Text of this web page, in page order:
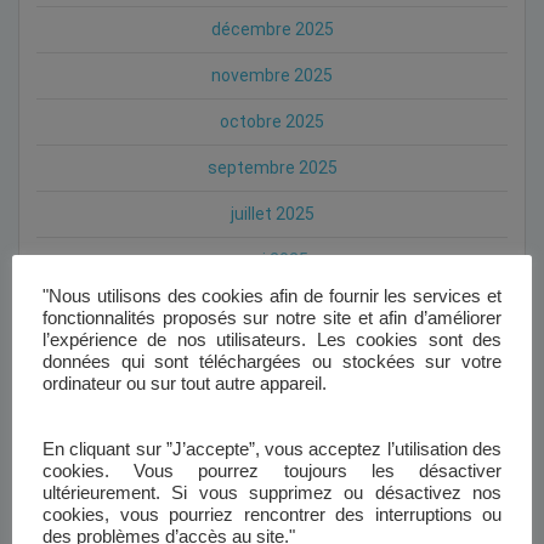
décembre 2025
novembre 2025
octobre 2025
septembre 2025
juillet 2025
mai 2025
avril 2025
mars 2025
février 2025
janvier 2025
octobre 2024
septembre 2024
"Nous utilisons des cookies afin de fournir les services et
fonctionnalités proposés sur notre site et afin d’améliorer
l’expérience de nos utilisateurs. Les cookies sont des
données qui sont téléchargées ou stockées sur votre
ordinateur ou sur tout autre appareil.
En cliquant sur ”J’accepte”, vous acceptez l’utilisation des
cookies. Vous pourrez toujours les désactiver
ultérieurement. Si vous supprimez ou désactivez nos
cookies, vous pourriez rencontrer des interruptions ou
des problèmes d’accès au site."